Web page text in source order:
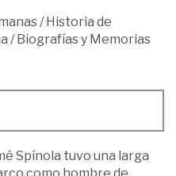
/Historia de
/Biografías y Memorias
Spínola tuvo una larga